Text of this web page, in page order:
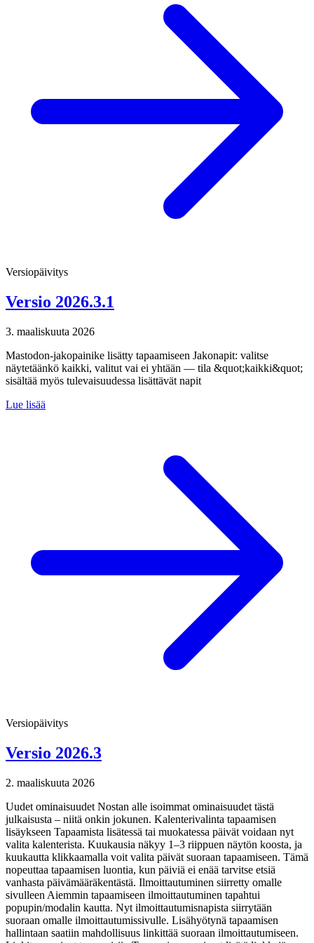
Versiopäivitys
Versio 2026.3.1
3. maaliskuuta 2026
Mastodon-jakopainike lisätty tapaamiseen Jakonapit: valitse
näytetäänkö kaikki, valitut vai ei yhtään — tila &quot;kaikki&quot;
sisältää myös tulevaisuudessa lisättävät napit
Lue lisää
Versiopäivitys
Versio 2026.3
2. maaliskuuta 2026
Uudet ominaisuudet Nostan alle isoimmat ominaisuudet tästä
julkaisusta – niitä onkin jokunen. Kalenterivalinta tapaamisen
lisäykseen Tapaamista lisätessä tai muokatessa päivät voidaan nyt
valita kalenterista. Kuukausia näkyy 1–3 riippuen näytön koosta, ja
kuukautta klikkaamalla voit valita päivät suoraan tapaamiseen. Tämä
nopeuttaa tapaamisen luontia, kun päiviä ei enää tarvitse etsiä
vanhasta päivämääräkentästä. Ilmoittautuminen siirretty omalle
sivulleen Aiemmin tapaamiseen ilmoittautuminen tapahtui
popupin/modalin kautta. Nyt ilmoittautumisnapista siirrytään
suoraan omalle ilmoittautumissivulle. Lisähyötynä tapaamisen
hallintaan saatiin mahdollisuus linkittää suoraan ilmoittautumiseen.